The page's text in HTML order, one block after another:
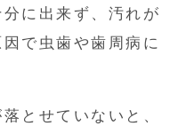
に出来ず、汚れが
で虫歯や歯周病に
とせていないと、